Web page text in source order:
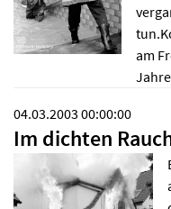
am
04.03.2003 00:00:00
Im dichten